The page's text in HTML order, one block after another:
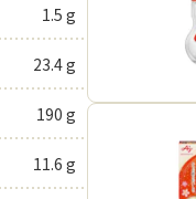
1.5 g
23.4 g
190 g
11.6 g